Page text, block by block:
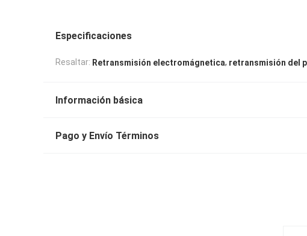
Especificaciones
Resaltar: Retransmisión electromágnetica, retransmisión del
Información básica
Pago y Envío Términos